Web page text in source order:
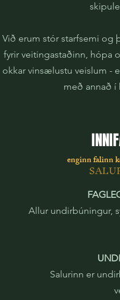
Við erum stór starfsemi og
fyrir veitingastaðinn, hópa
okkar vinsælustu veislum -
með annað í
enginn falinn
Allur undirbúningur,
Salurinn er